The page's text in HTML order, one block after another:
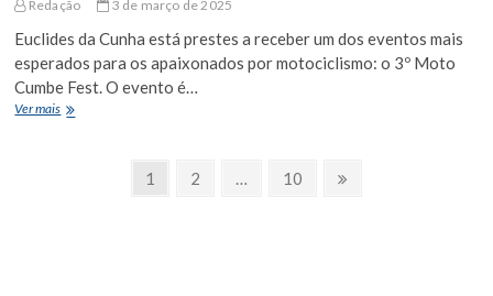
Redação 3 de março de 2025
Euclides da Cunha está prestes a receber um dos eventos mais
esperados para os apaixonados por motociclismo: o 3º Moto
Cumbe Fest. O evento é…
Ver maisVibração
PaginaçãoPage
1 Page
2 … Page
10
Próxima